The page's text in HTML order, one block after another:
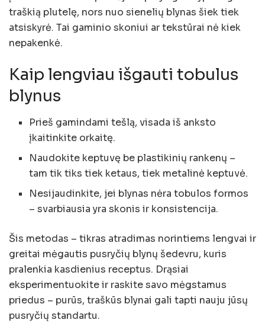
traškią plutelę, nors nuo sienelių blynas šiek tiek
atsiskyrė. Tai gaminio skoniui ar tekstūrai nė kiek
nepakenkė.
Kaip lengviau išgauti tobulus
blynus
Prieš gamindami tešlą, visada iš anksto
įkaitinkite orkaitę.
Naudokite keptuvę be plastikinių rankenų –
tam tik tiks tiek ketaus, tiek metalinė keptuvė.
Nesijaudinkite, jei blynas nėra tobulos formos
– svarbiausia yra skonis ir konsistencija.
Šis metodas – tikras atradimas norintiems lengvai ir
greitai mėgautis pusryčių blynų šedevru, kuris
pralenkia kasdienius receptus. Drąsiai
eksperimentuokite ir raskite savo mėgstamus
priedus – purūs, traškūs blynai gali tapti nauju jūsų
pusryčių standartu.